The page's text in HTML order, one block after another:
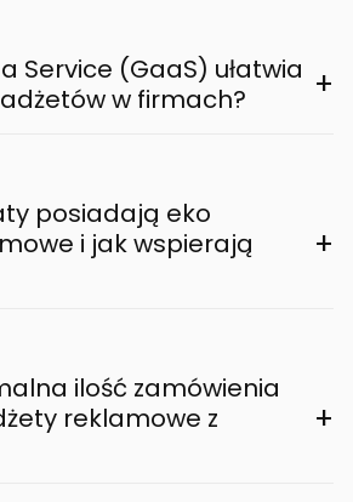
Service (GaaS) ułatwia
w firmach?
+
posiadają eko
i jak wspierają
+
ilość zamówienia
reklamowe z
+